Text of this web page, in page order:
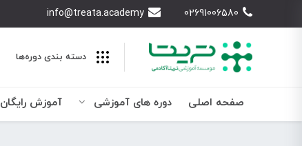
02691006580
info@treata.academy
دسته بندی‌ دوره‌ها
صفحه اصلی دوره های آموزشی آموزش رایگان